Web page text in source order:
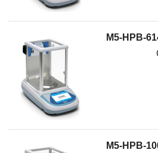
M5-HPB-
M5-HPB-